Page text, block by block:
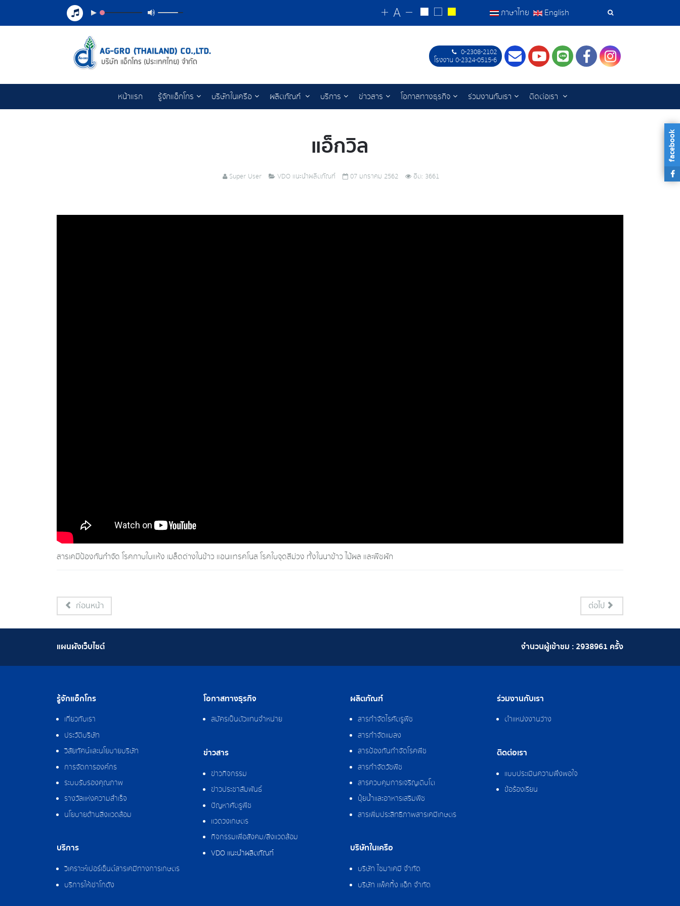
เครื่อง
ค้นหา
ภาษาไทย English
0-2308-2102
โรงงาน 0-2324-0515-6
ContactYoutube
LINEFacebookInstagram
หน้าแรก รู้จักแอ็กโกร บริษัทในเครือ ผลิตภัณฑ์ บริการ ข่าวสาร โอกาสทางธุรกิจ ร่วมงานกับเรา ติดต่อเรา
แอ็กวิล
Super User VDO แนะนำผลิตภัณฑ์ 07 มกราคม 2562 ฮิต: 3661
สารเคมีป้องกันกำจัด โรคกาบใบแห้ง เมล็ดด่างในข้าว แอนแทรคโนส โรคใบจุดสีม่วง ทั้งในนาข้าว ไม้ผล และพืชผัก
ก่อนหน้า ต่อไป
จำนวนผู้เข้าชม :2938961 ครั้ง
แผนผังเว็บไซต์
รู้จักแอ็กโกร
เกี่ยวกับเรา
ประวัติบริษัท
วิสัยทัศน์และนโยบายบริษัท
การจัดการองค์กร
ระบบรับรองคุณภาพ
รางวัลแห่งความสำเร็จ
นโยบายด้านสิ่งแวดล้อม
บริการ
วิเคราะห์เปอร์เซ็นต์สารเคมีทางการเกษตร
บริการให้เช่าโกดัง
โอกาสทางธุรกิจ
สมัครเป็นตัวแทนจำหน่าย
ข่าวสาร
ข่าวกิจกรรม
ข่าวประชาสัมพันธ์
ปัญหาศัตรูพืช
แวดวงเกษตร
กิจกรรมเพื่อสังคม/สิ่งแวดล้อม
VDO แนะนำผลิตภัณฑ์
ผลิตภัณฑ์
สารกำจัดไรศัตรูพืช
สารกำจัดแมลง
สารป้องกันกำจัดโรคพืช
สารกำจัดวัชพืช
สารควบคุมการเจริญเติบโต
ปุ๋ยน้ำและอาหารเสริมพืช
สารเพิ่มประสิทธิภาพสารเคมีเกษตร
บริษัทในเครือ
บริษัท ไซมาเคมี จำกัด
บริษัท แพ็คกิ้ง แอ็ก จำกัด
ร่วมงานกับเรา
ตำแหน่งงานว่าง
ติดต่อเรา
แบบประเมินความพึงพอใจ
ข้อร้องเรียน
facebook